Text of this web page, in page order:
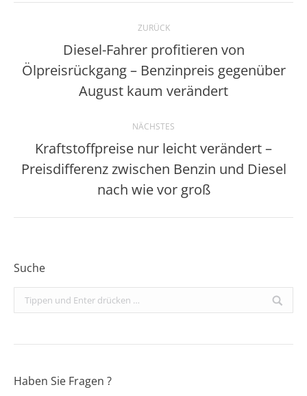
Kommentarnavigation
ZURÜCK
Vorheriger
Beitrag:
Diesel-Fahrer profitieren von
Ölpreisrückgang – Benzinpreis gegenüber
August kaum verändert
NÄCHSTES
Nächster
Beitrag:
Kraftstoffpreise nur leicht verändert –
Preisdifferenz zwischen Benzin und Diesel
nach wie vor groß
Suche
Search:
Haben Sie Fragen ?